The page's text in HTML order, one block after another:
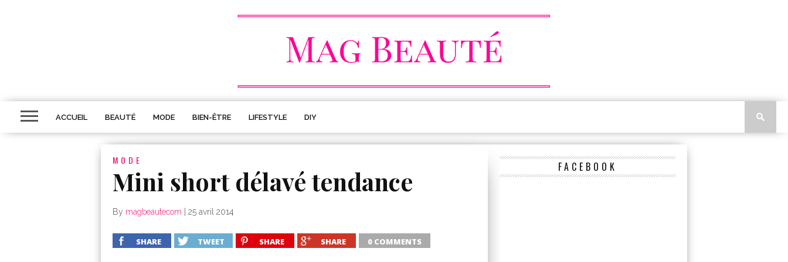
ACCUEIL BEAUTÉ MODE BIEN-ÊTRE LIFESTYLE DIY
MODE
Mini short délavé tendance
By magbeautecom 25 avril 2014
SHARE TWEET SHARE SHARE 0 COMMENTS
FACEBOOK